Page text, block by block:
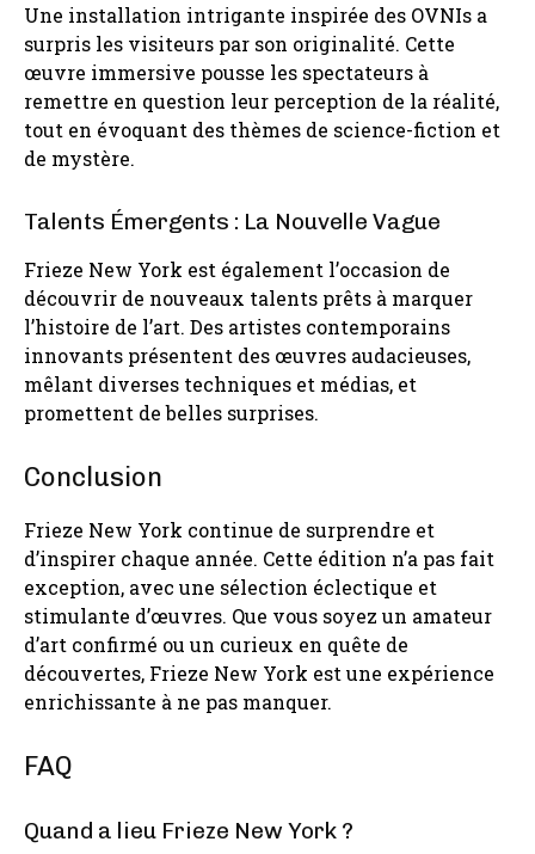
Une installation intrigante inspirée des OVNIs a
surpris les visiteurs par son originalité. Cette
œuvre immersive pousse les spectateurs à
remettre en question leur perception de la réalité,
tout en évoquant des thèmes de science-fiction et
de mystère.
Talents Émergents : La Nouvelle Vague
Frieze New York est également l’occasion de
découvrir de nouveaux talents prêts à marquer
l’histoire de l’art. Des artistes contemporains
innovants présentent des œuvres audacieuses,
mêlant diverses techniques et médias, et
promettent de belles surprises.
Conclusion
Frieze New York continue de surprendre et
d’inspirer chaque année. Cette édition n’a pas fait
exception, avec une sélection éclectique et
stimulante d’œuvres. Que vous soyez un amateur
d’art confirmé ou un curieux en quête de
découvertes, Frieze New York est une expérience
enrichissante à ne pas manquer.
FAQ
Quand a lieu Frieze New York ?